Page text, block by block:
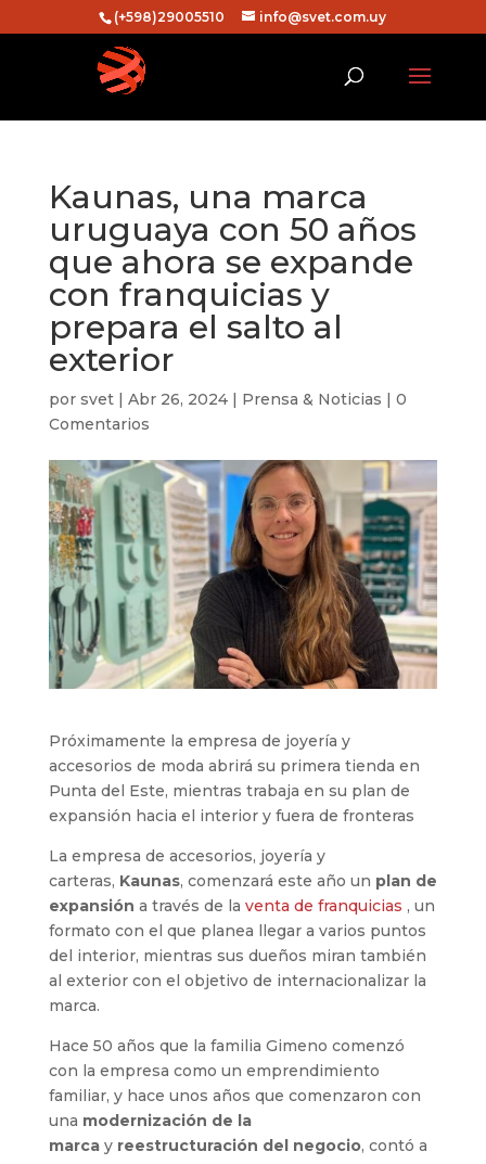
(+598)29005510 info@svet.com.uy
Kaunas, una marca
uruguaya con 50 años
que ahora se expande
con franquicias y
prepara el salto al
exterior
por svet| Abr 26, 2024| Prensa & Noticias | 0
Comentarios
Próximamente la empresa de joyería y
accesorios de moda abrirá su primera tienda en
Punta del Este, mientras trabaja en su plan de
expansión hacia el interior y fuera de fronteras
La empresa de accesorios, joyería y
carteras, Kaunas, comenzará este año un plan de
expansión a través de la venta de franquicias , un
formato con el que planea llegar a varios puntos
del interior, mientras sus dueños miran también
al exterior con el objetivo de internacionalizar la
marca.
Hace 50 años que la familia Gimeno comenzó
con la empresa como un emprendimiento
familiar, y hace unos años que comenzaron con
una modernización de la
marca y reestructuración del negocio, contó a